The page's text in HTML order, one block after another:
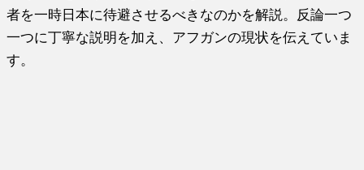
者を一時日本に待避させるべきなのかを解説。反論一つ
一つに丁寧な説明を加え、アフガンの現状を伝えていま
す。